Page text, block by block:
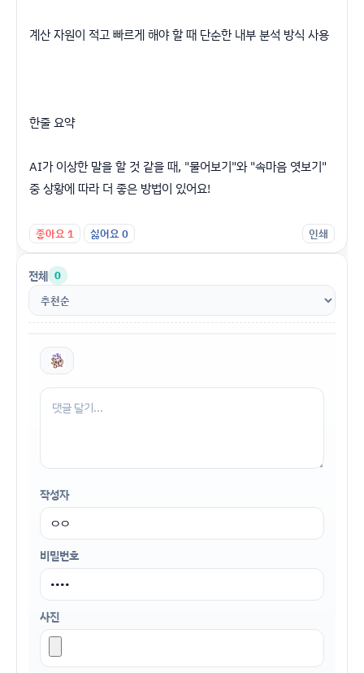
계산 자원이 적고 빠르게 해야 할 때 단순한 내부 분석 방식 사용
한줄 요약
AI가 이상한 말을 할 것 같을 때, "물어보기"와 "속마음 엿보기"
중 상황에 따라 더 좋은 방법이 있어요!
좋아요1 싫어요0 인쇄
전체 0
작성자
비밀번호
사진